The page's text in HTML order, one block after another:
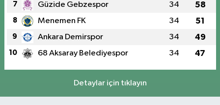
7 Güzide Gebzespor 34 58
8 Menemen FK 34 51
9 Ankara Demirspor 34 49
10 68 Aksaray Belediyespor 34 47
Detaylar için tıklayın